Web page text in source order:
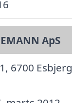
ApS
6700 Esbjerg